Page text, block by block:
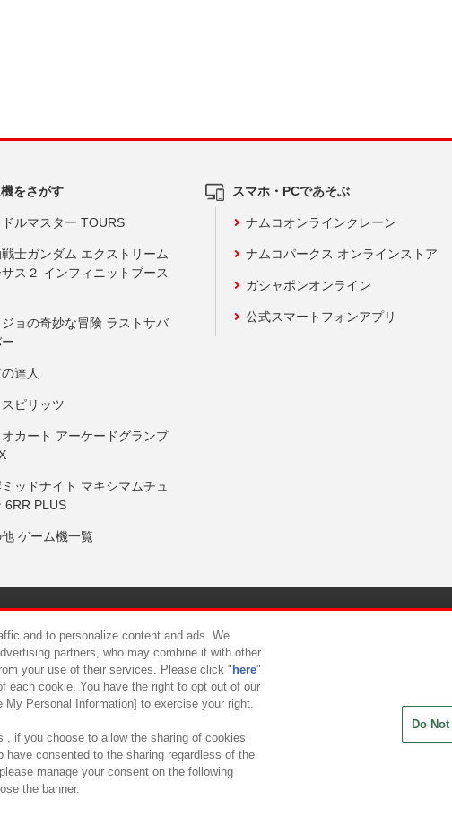
をさがす
ルマスター TOURS
士ガンダム エクストリーム
ス２ インフィニットブース
ョの奇妙な冒険 ラストサバ
達人
ピリッツ
カート アーケードグランプ
ッドナイト マキシマムチュ
6RR PLUS
ゲーム機一覧
スマホ・PCであそぶ
ナムコオンラインクレーン
ナムコパークス オンラインストア
ガシャポンオンライン
公式スマートフォンアプリ
について カスタマーハラスメント対応方針
and to personalize content and ads. We
partners, who may combine it with other
your use of their services. Please click " here"
each cookie. You have the right to opt out of our
Personal Information] to exercise your right.
, if you choose to allow the sharing of cookies
have consented to the sharing regardless of the
manage your consent on the following
the banner.
Do